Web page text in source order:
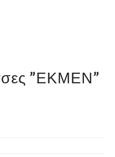
”ΕΚΜΕΝ”